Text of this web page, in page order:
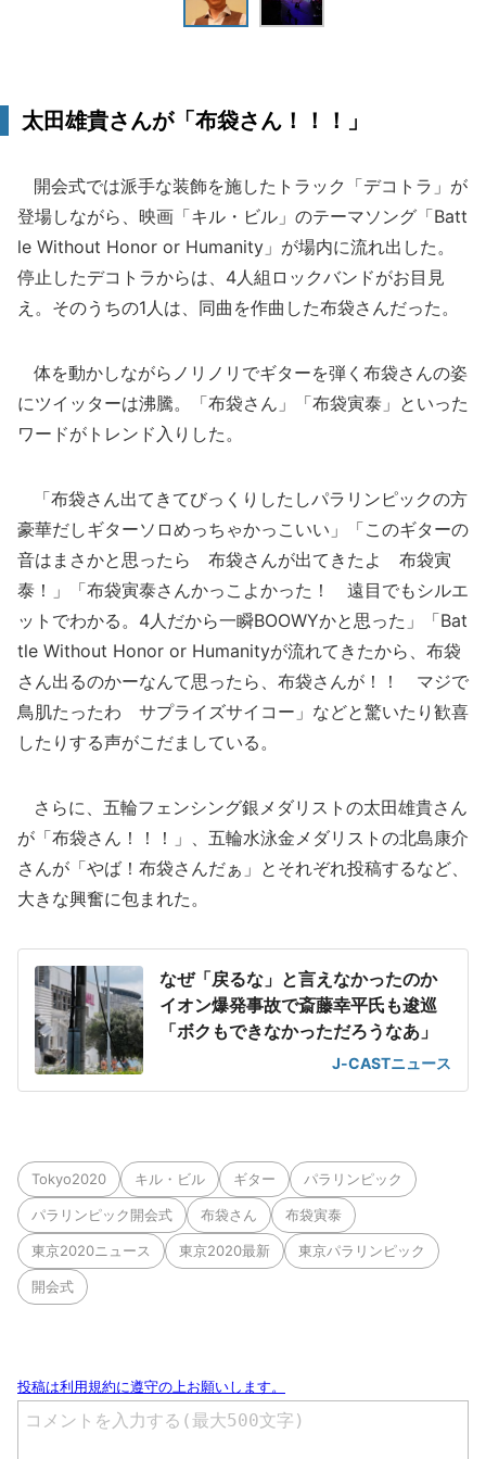
太田雄貴さんが「布袋さん！！！」
開会式では派手な装飾を施したトラック「デコトラ」が
登場しながら、映画「キル・ビル」のテーマソング「Batt
le Without Honor or Humanity」が場内に流れ出した。
停止したデコトラからは、4人組ロックバンドがお目見
え。そのうちの1人は、同曲を作曲した布袋さんだった。
体を動かしながらノリノリでギターを弾く布袋さんの姿
にツイッターは沸騰。「布袋さん」「布袋寅泰」といった
ワードがトレンド入りした。
「布袋さん出てきてびっくりしたしパラリンピックの方
豪華だしギターソロめっちゃかっこいい」「このギターの
音はまさかと思ったら 布袋さんが出てきたよ 布袋寅
泰！」「布袋寅泰さんかっこよかった！ 遠目でもシルエ
ットでわかる。4人だから一瞬BOOWYかと思った」「Bat
tle Without Honor or Humanityが流れてきたから、布袋
さん出るのかーなんて思ったら、布袋さんが！！ マジで
鳥肌たったわ サプライズサイコー」などと驚いたり歓喜
したりする声がこだましている。
さらに、五輪フェンシング銀メダリストの太田雄貴さん
が「布袋さん！！！」、五輪水泳金メダリストの北島康介
さんが「やば！布袋さんだぁ」とそれぞれ投稿するなど、
大きな興奮に包まれた。
なぜ「戻るな」と言えなかったのか
イオン爆発事故で斎藤幸平氏も逡巡
「ボクもできなかっただろうなあ」
J-CASTニュース
Tokyo2020 キル・ビル ギター パラリンピック
パラリンピック開会式 布袋さん 布袋寅泰
東京2020ニュース 東京2020最新 東京パラリンピック
開会式